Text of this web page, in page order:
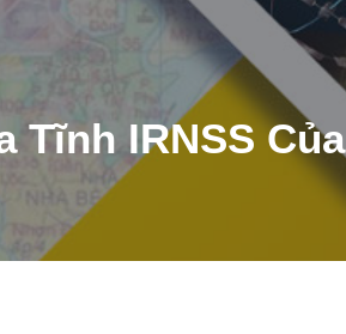
Tĩnh IRNSS